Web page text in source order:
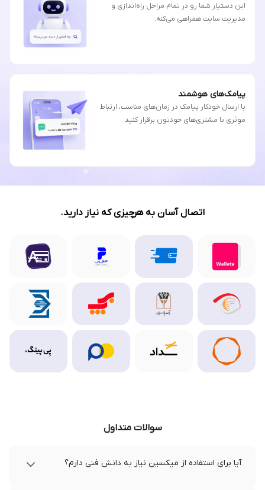
این دستیار شما رو در تمام مراحل راه‌اندازی و
مدیریت سایت همراهی می‌کنه.
پیامک‌های هوشمند
با ارسال خودکار پیامک در زمان‌های مناسب، ارتباط
موثری با مشتری‌های خودتون برقرار کنید.
اتصال آسان به هرچیزی که نیاز دارید.
سوالات متداول
آیا برای استفاده از میکسین نیاز به دانش فنی دارم؟